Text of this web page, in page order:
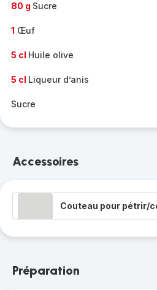
80 g Sucre
1 Œuf
5 cl Huile olive
5 cl Liqueur d’anis
Sucre
Accessoires
Couteau pour pétrir/
Préparation